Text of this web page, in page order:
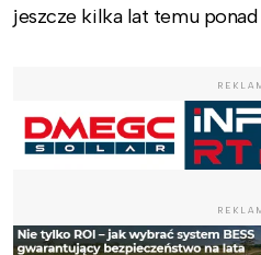
jeszcze kilka lat temu ponad